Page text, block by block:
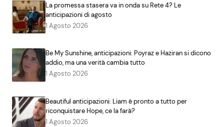
La promessa stasera va in onda su Rete 4? Le
anticipazioni di agosto
1 Agosto 2026
Be My Sunshine, anticipazioni: Poyraz e Haziran si dicono
addio, ma una verità cambia tutto
1 Agosto 2026
Beautiful anticipazioni: Liam è pronto a tutto per
riconquistare Hope, ce la farà?
1 Agosto 2026